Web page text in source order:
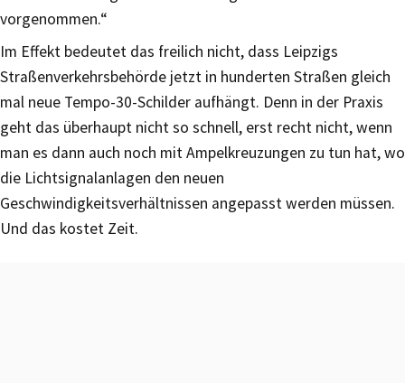
vorgenommen.“
Im Effekt bedeutet das freilich nicht, dass Leipzigs
Straßenverkehrsbehörde jetzt in hunderten Straßen gleich
mal neue Tempo-30-Schilder aufhängt. Denn in der Praxis
geht das überhaupt nicht so schnell, erst recht nicht, wenn
man es dann auch noch mit Ampelkreuzungen zu tun hat, wo
die Lichtsignalanlagen den neuen
Geschwindigkeitsverhältnissen angepasst werden müssen.
Und das kostet Zeit.